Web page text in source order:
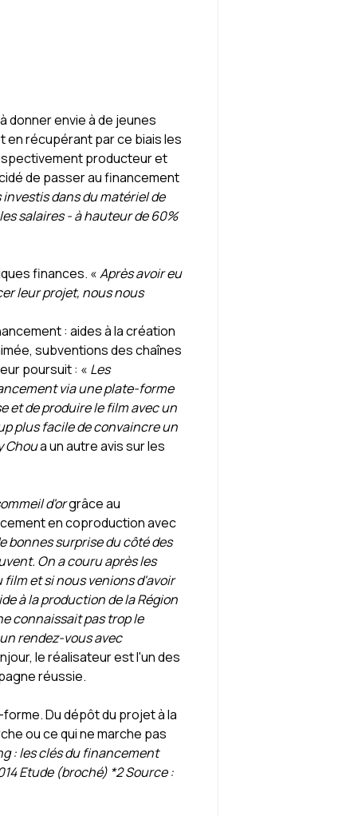
donner envie à de jeunes
récupérant par ce biais les
producteur et
de passer au financement
dans du matériel de
salaires - à hauteur de 60%
finances. «Après avoir eu
leur projet, nous nous
: aides à la création
subventions des chaînes
poursuit : « Les
via une plate-forme
et de produire le film avec un
plus facile de convaincre un
Choua un autre avis sur les
d'orgrâce au
en coproduction avec
bonnes surprise du côté des
On a couru après les
et si nous venions d'avoir
à la production de la Région
connaissait pas trop le
rendez-vous avec
le réalisateur est l'un des
réussie.
Du dépôt du projet à la
ou ce qui ne marche pas
: les clés du financement
Etude (broché) *2 Source :